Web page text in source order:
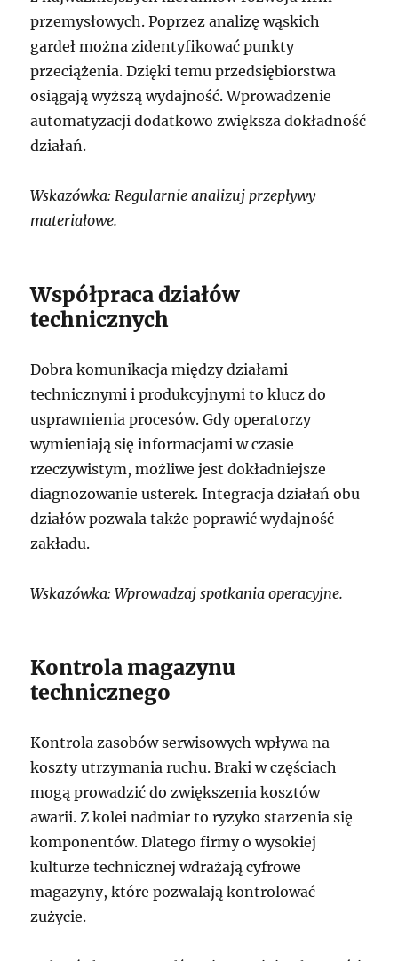
przemysłowych. Poprzez analizę wąskich
gardeł można zidentyfikować punkty
przeciążenia. Dzięki temu przedsiębiorstwa
osiągają wyższą wydajność. Wprowadzenie
automatyzacji dodatkowo zwiększa dokładność
działań.
Wskazówka: Regularnie analizuj przepływy
materiałowe.
Współpraca działów
technicznych
Dobra komunikacja między działami
technicznymi i produkcyjnymi to klucz do
usprawnienia procesów. Gdy operatorzy
wymieniają się informacjami w czasie
rzeczywistym, możliwe jest dokładniejsze
diagnozowanie usterek. Integracja działań obu
działów pozwala także poprawić wydajność
zakładu.
Wskazówka: Wprowadzaj spotkania operacyjne.
Kontrola magazynu
technicznego
Kontrola zasobów serwisowych wpływa na
koszty utrzymania ruchu. Braki w częściach
mogą prowadzić do zwiększenia kosztów
awarii. Z kolei nadmiar to ryzyko starzenia się
komponentów. Dlatego firmy o wysokiej
kulturze technicznej wdrażają cyfrowe
magazyny, które pozwalają kontrolować
zużycie.